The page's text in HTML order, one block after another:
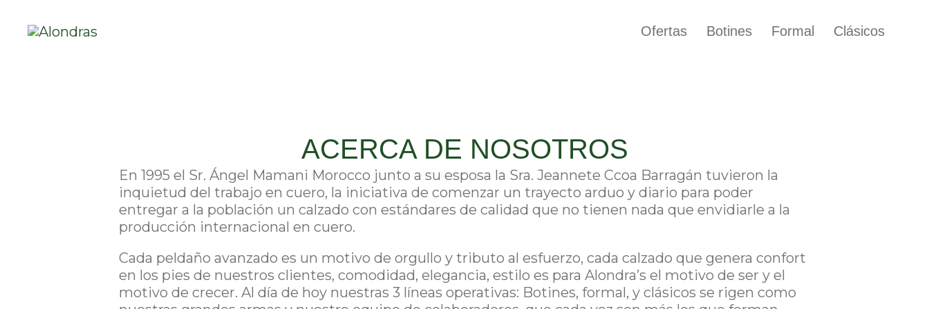
Ofertas Botines Formal Clásicos
ACERCA DE NOSOTROS
En 1995 el Sr. Ángel Mamani Morocco junto a su esposa la Sra. Jeannete Ccoa Barragán tuvieron la
inquietud del trabajo en cuero, la iniciativa de comenzar un trayecto arduo y diario para poder
entregar a la población un calzado con estándares de calidad que no tienen nada que envidiarle a la
producción internacional en cuero.
Cada peldaño avanzado es un motivo de orgullo y tributo al esfuerzo, cada calzado que genera confort
en los pies de nuestros clientes, comodidad, elegancia, estilo es para Alondra’s el motivo de ser y el
motivo de crecer. Al día de hoy nuestras 3 líneas operativas: Botines, formal, y clásicos se rigen como